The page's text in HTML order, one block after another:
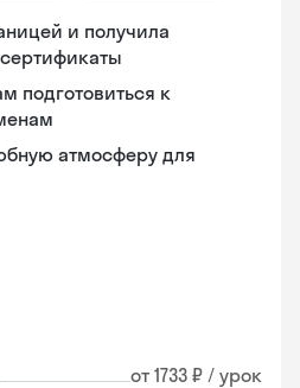
и получила
подготовиться к
атмосферу для
от 1733 ₽ / урок